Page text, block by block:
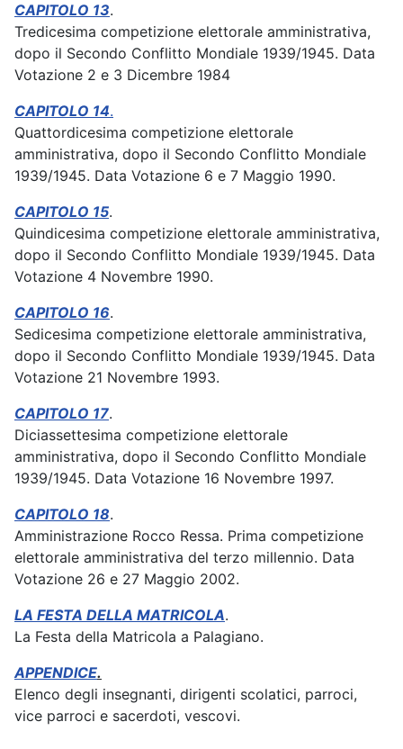
CAPITOLO 13.
Tredicesima competizione elettorale amministrativa,
dopo il Secondo Conflitto Mondiale 1939/1945. Data
Votazione 2 e 3 Dicembre 1984
CAPITOLO 14.
Quattordicesima competizione elettorale
amministrativa, dopo il Secondo Conflitto Mondiale
1939/1945. Data Votazione 6 e 7 Maggio 1990.
CAPITOLO 15.
Quindicesima competizione elettorale amministrativa,
dopo il Secondo Conflitto Mondiale 1939/1945. Data
Votazione 4 Novembre 1990.
CAPITOLO 16.
Sedicesima competizione elettorale amministrativa,
dopo il Secondo Conflitto Mondiale 1939/1945. Data
Votazione 21 Novembre 1993.
CAPITOLO 17.
Diciassettesima competizione elettorale
amministrativa, dopo il Secondo Conflitto Mondiale
1939/1945. Data Votazione 16 Novembre 1997.
CAPITOLO 18.
Amministrazione Rocco Ressa. Prima competizione
elettorale amministrativa del terzo millennio. Data
Votazione 26 e 27 Maggio 2002.
LA FESTA DELLA MATRICOLA.
La Festa della Matricola a Palagiano.
APPENDICE.
Elenco degli insegnanti, dirigenti scolatici, parroci,
vice parroci e sacerdoti, vescovi.